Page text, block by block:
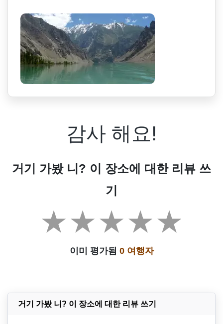
감사 해요!
거기 가봤 니? 이 장소에 대한 리뷰 쓰
기
이미 평가됨 0 여행자
거기 가봤 니? 이 장소에 대한 리뷰 쓰기